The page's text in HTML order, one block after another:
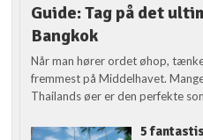
Guide: Tag på det
Bangkok
Når man hører ordet øhop,
fremmest på Middelhavet.
Thailands øer er den perfekte
5